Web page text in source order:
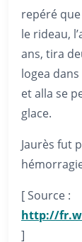
repéré
le rideau,
ans, tira
logea
et alla se
glace.
Jaurès fut
[ Source :
http://
]